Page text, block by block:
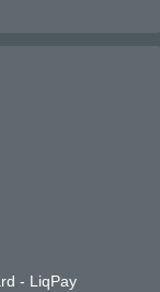
- LiqPay